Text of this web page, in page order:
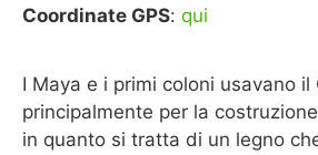
Coordinate GPS: qui
I Maya e i primi coloni usavano il
principalmente per la
in quanto si tratta di un legno